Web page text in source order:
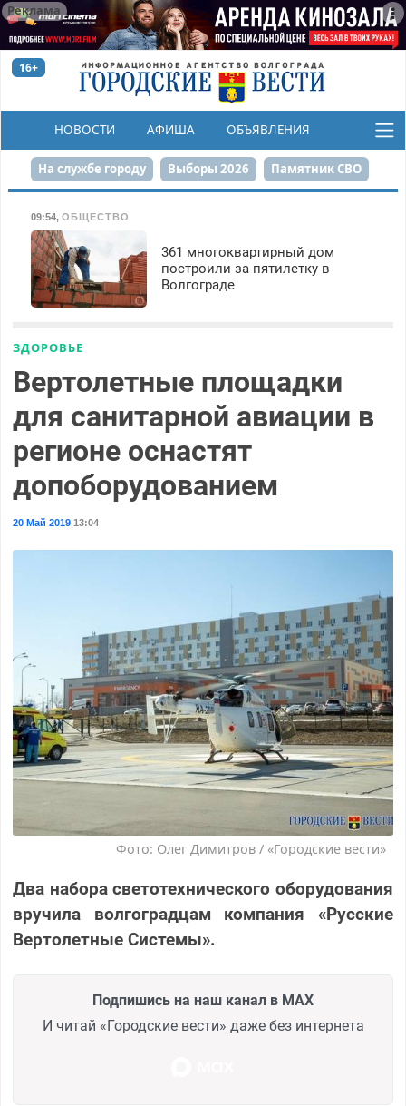
Реклама
16+
НОВОСТИ АФИША ОБЪЯВЛЕНИЯ
КОНКУРСЫ
На службе городу Выборы 2026 Памятник СВО
Набережная День Победы Реконструкция ЦПКиО
80-летие Победы Парк Героев-летчиков
09:54, ОБЩЕСТВО
361 многоквартирный дом
построили за пятилетку в
Волгограде
ЗДОРОВЬЕ
Вертолетные площадки
для санитарной авиации в
регионе оснастят
допоборудованием
20 Май 201913:04
Фото: Олег Димитров / «Городские вести»
Два набора светотехнического оборудования
вручила волгоградцам компания «Русские
Вертолетные Системы».
Подпишись на наш канал в MAX
И читай «Городские вести» даже без интернета